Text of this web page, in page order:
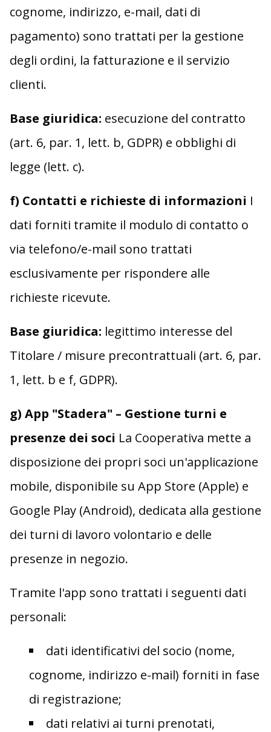
cognome, indirizzo, e-mail, dati di
pagamento) sono trattati per la gestione
degli ordini, la fatturazione e il servizio
clienti.
Base giuridica: esecuzione del contratto
(art. 6, par. 1, lett. b, GDPR) e obblighi di
legge (lett. c).
f) Contatti e richieste di informazioni I
dati forniti tramite il modulo di contatto o
via telefono/e-mail sono trattati
esclusivamente per rispondere alle
richieste ricevute.
Base giuridica: legittimo interesse del
Titolare / misure precontrattuali (art. 6, par.
1, lett. b e f, GDPR).
g) App "Stadera" – Gestione turni e
presenze dei soci La Cooperativa mette a
disposizione dei propri soci un'applicazione
mobile, disponibile su App Store (Apple) e
Google Play (Android), dedicata alla gestione
dei turni di lavoro volontario e delle
presenze in negozio.
Tramite l'app sono trattati i seguenti dati
personali:
dati identificativi del socio (nome,
cognome, indirizzo e-mail) forniti in fase
di registrazione;
dati relativi ai turni prenotati,